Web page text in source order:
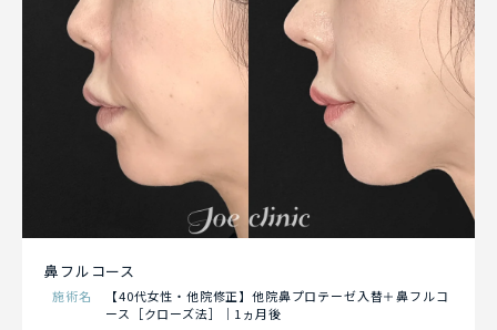
鼻フルコース
施術名
【40代女性・他院修正】他院鼻プロテーゼ入替＋鼻フルコ
ース［クローズ法］｜1ヵ月後